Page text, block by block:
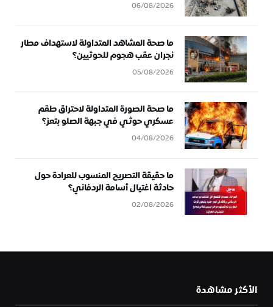
06/08/2026
ما صحة المشاهد المتداولة لاستهداف مطار
نجران عقب هجوم للحوثيين؟
05/08/2026
ما صحة الصورة المتداولة لاحتراق طقم
عسكري حوثي في جبهة الصلو بتعز؟
04/08/2026
ما حقيقة التصريح المنسوب للعرادة حول
حادثة اغتيال أسامة الردفاني؟
02/08/2026
الأكثر مشاهدة